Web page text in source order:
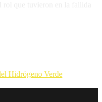
Hidrógeno Verde